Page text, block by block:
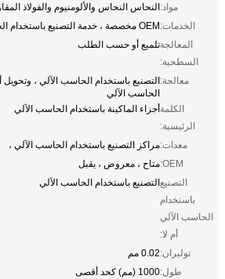
مواد:النحاس النحاس والألومنيوم والفولاذ
الخدمات:OEM مخصصة ، خدمة التصنيع باستخدام الحاسب الآلي
المعالجة
السطحية:
تلميع أو حسب الطلب
معالجة:التصنيع باستخدام الحاسب الآلي ، وتحويل
الحاسب الآلي
الكلمة
الرئيسية:
أجزاء الماكينة باستخدام الحاسب الآلي
معدات:مراكز التصنيع باستخدام الحاسب الآلي ،
OEM: متاح ، معروض ، يقبل
التصنيع
باستخدام
الحاسب الآلي
أم لا:
التصنيع باستخدام الحاسب الآلي
توليران:0.02 مم
طول:1000 (مم) كحد أقصى